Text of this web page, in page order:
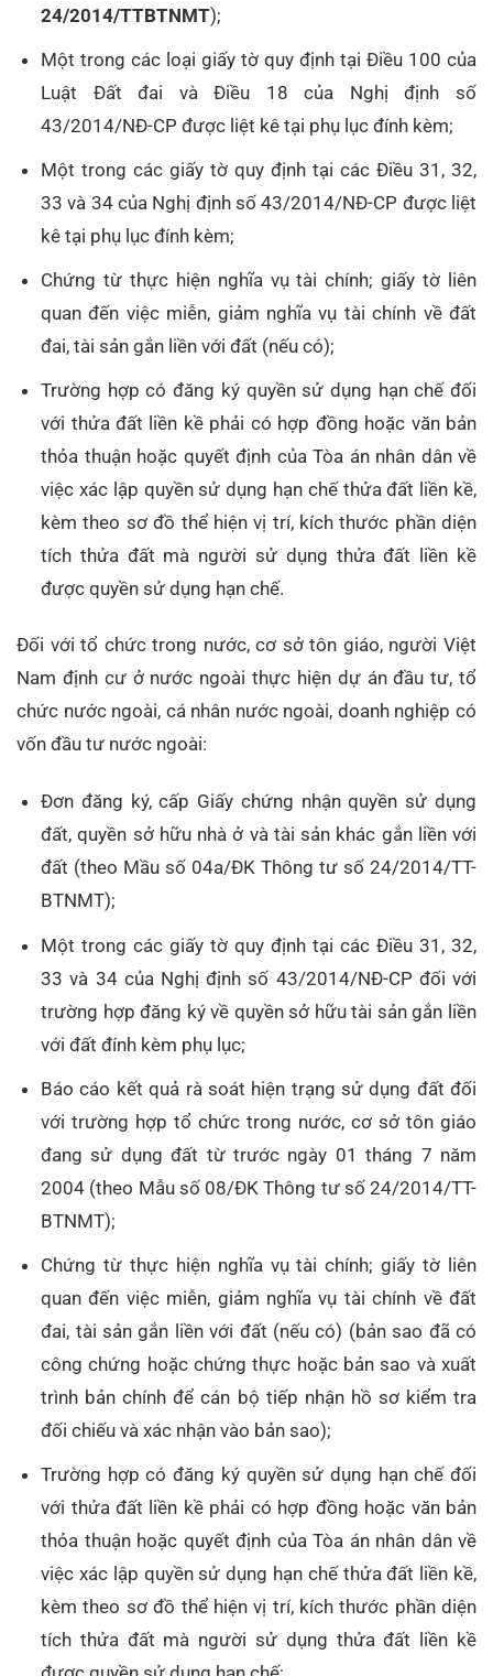
24/2014/TTBTNMT);
Một trong các loại giấy tờ quy định tại Điều 100 của
Luật Đất đai và Điều 18 của Nghị định số
43/2014/NĐ-CP được liệt kê tại phụ lục đính kèm;
Một trong các giấy tờ quy định tại các Điều 31, 32,
33 và 34 của Nghị định số 43/2014/NĐ-CP được liệt
kê tại phụ lục đính kèm;
Chứng từ thực hiện nghĩa vụ tài chính; giấy tờ liên
quan đến việc miễn, giảm nghĩa vụ tài chính về đất
đai, tài sản gắn liền với đất (nếu có);
Trường hợp có đăng ký quyền sử dụng hạn chế đối
với thửa đất liền kề phải có hợp đồng hoặc văn bản
thỏa thuận hoặc quyết định của Tòa án nhân dân về
việc xác lập quyền sử dụng hạn chế thửa đất liền kề,
kèm theo sơ đồ thể hiện vị trí, kích thước phần diện
tích thửa đất mà người sử dụng thửa đất liền kề
được quyền sử dụng hạn chế.
Đối với tổ chức trong nước, cơ sở tôn giáo, người Việt
Nam định cư ở nước ngoài thực hiện dự án đầu tư, tổ
chức nước ngoài, cá nhân nước ngoài, doanh nghiệp có
vốn đầu tư nước ngoài:
Đơn đăng ký, cấp Giấy chứng nhận quyền sử dụng
đất, quyền sở hữu nhà ở và tài sản khác gắn liền với
đất (theo Mầu số 04a/ĐK Thông tư số 24/2014/TT-
BTNMT);
Một trong các giấy tờ quy định tại các Điều 31, 32,
33 và 34 của Nghị định số 43/2014/NĐ-CP đối với
trường hợp đăng ký về quyền sở hữu tài sản gắn liền
với đất đính kèm phụ lục;
Báo cáo kết quả rà soát hiện trạng sử dụng đất đối
với trường hợp tổ chức trong nước, cơ sở tôn giáo
đang sử dụng đất từ trước ngày 01 tháng 7 năm
2004 (theo Mẫu số 08/ĐK Thông tư số 24/2014/TT-
BTNMT);
Chứng từ thực hiện nghĩa vụ tài chính; giấy tờ liên
quan đến việc miễn, giảm nghĩa vụ tài chính về đất
đai, tài sản gắn liền với đất (nếu có) (bản sao đã có
công chứng hoặc chứng thực hoặc bản sao và xuất
trình bản chính để cán bộ tiếp nhận hồ sơ kiểm tra
đối chiếu và xác nhận vào bản sao);
Trường hợp có đăng ký quyền sử dụng hạn chế đối
với thửa đất liền kề phải có hợp đồng hoặc văn bản
thỏa thuận hoặc quyết định của Tòa án nhân dân về
việc xác lập quyền sử dụng hạn chế thửa đất liền kề,
kèm theo sơ đồ thể hiện vị trí, kích thước phần diện
tích thửa đất mà người sử dụng thửa đất liền kề